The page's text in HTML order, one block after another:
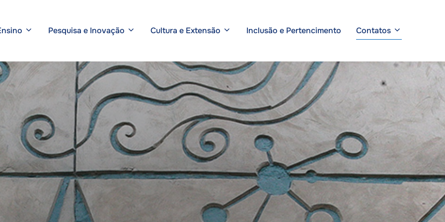
Pesquisa e Inovação Cultura e Extensão Inclusão e Pertencimento Contatos